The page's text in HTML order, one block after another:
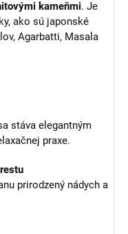
kameňmi. Je
ako sú japonské
Agarbatti, Masala
stáva elegantným
praxe.
prirodzený nádych a